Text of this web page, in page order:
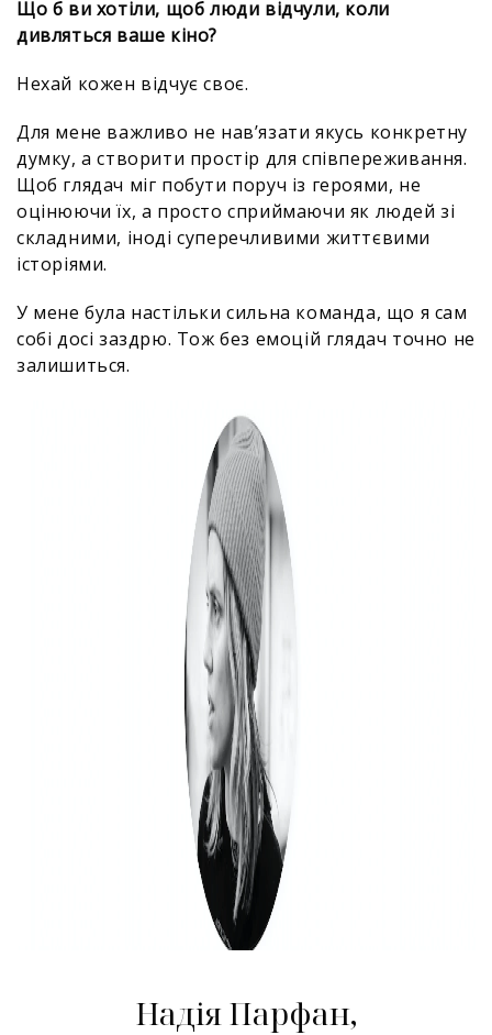
Що б ви хотіли, щоб люди відчули, коли
дивляться ваше кіно?
Нехай кожен відчує своє.
Для мене важливо не нав’язати якусь конкретну
думку, а створити простір для співпереживання.
Щоб глядач міг побути поруч із героями, не
оцінюючи їх, а просто сприймаючи як людей зі
складними, іноді суперечливими життєвими
історіями.
У мене була настільки сильна команда, що я сам
собі досі заздрю. Тож без емоцій глядач точно не
залишиться.
Надія Парфан,